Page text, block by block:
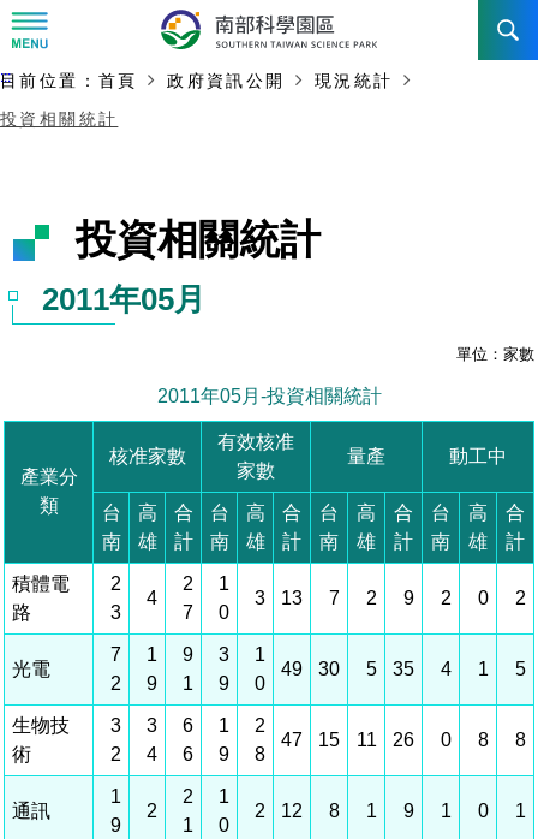
訊息公告
新聞資料專區
即時新聞澄清專區
招標資訊
園區電子看板專區
發展沿革
設立沿革
首長介紹
局長小檔案
局長電子信箱
組織法
組織架構
組織職掌
管理局位置
施政主軸
年度工作展望
國家科學及技術委員會重大政策
廉政園地
工作職掌與聯絡管道
廉政反貪、防貪專區
廉政資訊
公職人員及關係人補助交易身分關係公開專區
獲獎記錄
檔案應用專區
檔案應用服務須知
檔案應用及宣導活動
WebMail(新)
認識園區
臺南園區
競爭優勢
土地規劃
水電供應
園區土地廠房宿舍出租資訊
園區資源再生中心
污水處理廠
競爭優勢
土地規劃
水電供應
園區土地廠房宿舍出租資訊
污水處理廠
橋頭園區
簡介
競爭優勢
土地規劃
水電供應
園區土地廠房宿舍出租資訊
新設園區
交通資訊
機構及廠商名錄
廠商名錄
園區公會資訊
文化藝術
公共藝術
園區生活
工商服務
申請流程及表單
入區申辦流程
申辦案件處理時限
投資業務
工商業務
通關業務
相關費用
園區事業管理費
土地及廠房租賃
宿舍租金費用
污水費
科學園區廠商服務網
園區課程及獎補助計畫
園區培訓課程
科學園區人才培育補助計畫
園區參訪申請
性平專區
主要內容開始
:::
目前位置： 首頁 政府資訊公開
現況統計
投資相關統計